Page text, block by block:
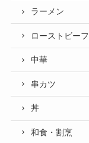
ラーメン
ローストビーフ
中華
串カツ
丼
和食・割烹